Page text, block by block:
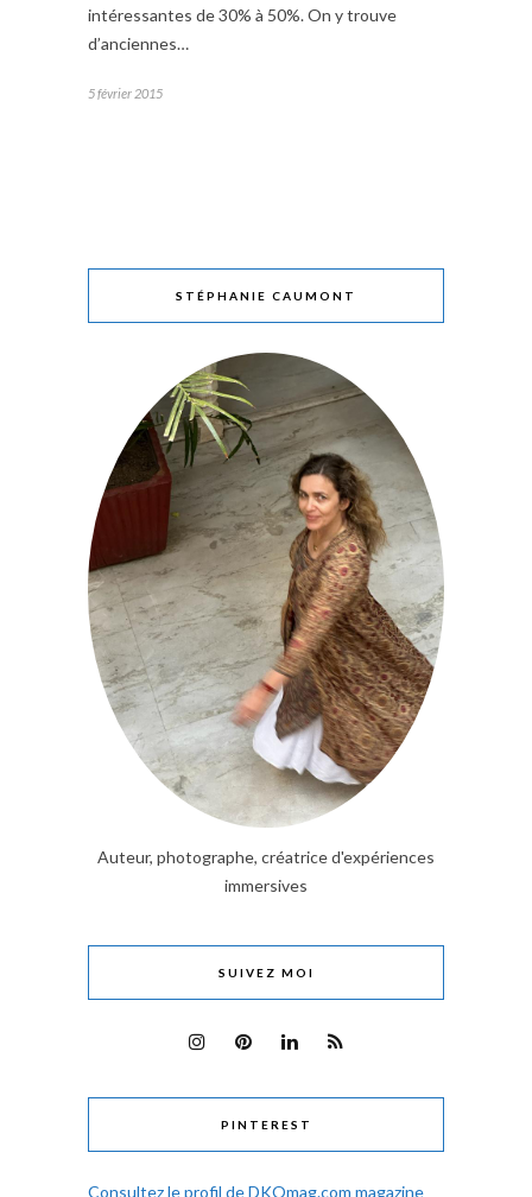
intéressantes de 30% à 50%. On y trouve
d’anciennes…
5 février 2015
STÉPHANIE CAUMONT
Auteur, photographe, créatrice d'expériences
immersives
SUIVEZ MOI
PINTEREST
Consultez le profil de DKOmag.com magazine